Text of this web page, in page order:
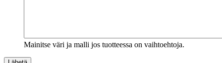
Mainitse väri ja malli jos tuotteessa on vaihtoehtoja.